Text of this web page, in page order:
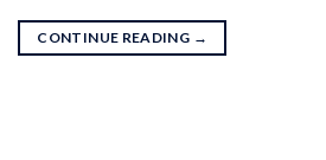
CONTINUE READING →